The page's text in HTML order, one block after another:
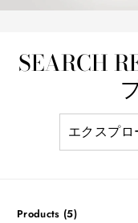
す
SEARCH
Products (5)